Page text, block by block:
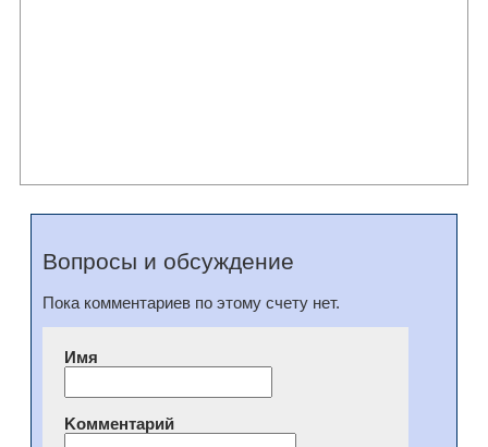
Вопросы и обсуждение
Пока комментариев по этому счету нет.
Имя
Kомментарий